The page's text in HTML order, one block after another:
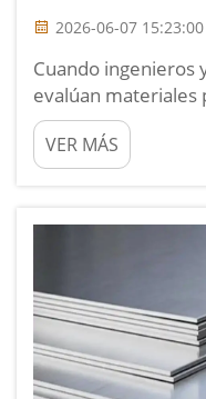
2026-06-07 15:23:00
Cuando ingenieros
evalúan materiales
químicos
se sitúa
la lista corta. Su
VER MÁS